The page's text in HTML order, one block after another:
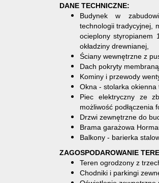
DANE TECHNICZNE:
Budynek w
technologii tradycyjnej,
ocieplony styropianem
okładziny drewnianej,
Ściany wewnętrzne z
Dach pokryty
Kominy i przewody
Okna - stolarka okienna
Piec elektryczny ze
możliwość podłączenia
Drzwi zewnętrzne do
Brama garażowa
Balkony - barierka
ZAGOSPODAROWANIE
Teren ogrodzony z
Chodniki i parkingi